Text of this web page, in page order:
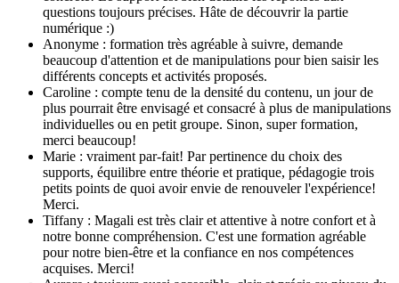
questions toujours précises. Hâte de découvrir la partie
numérique :)
Anonyme : formation très agréable à suivre, demande
beaucoup d'attention et de manipulations pour bien saisir les
différents concepts et activités proposés.
Caroline : compte tenu de la densité du contenu, un jour de
plus pourrait être envisagé et consacré à plus de manipulations
individuelles ou en petit groupe. Sinon, super formation,
merci beaucoup!
Marie : vraiment par-fait! Par pertinence du choix des
supports, équilibre entre théorie et pratique, pédagogie trois
petits points de quoi avoir envie de renouveler l'expérience!
Merci.
Tiffany : Magali est très clair et attentive à notre confort et à
notre bonne compréhension. C'est une formation agréable
pour notre bien-être et la confiance en nos compétences
acquises. Merci!